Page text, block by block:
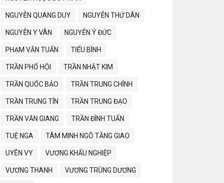
NGUYỄN QUANG DUY NGUYỄN THỨ DÂN
NGUYỄN Y VÂN NGUYỄN Ý ĐỨC
PHẠM VĂN TUẤN TIỂU BÌNH
TRẦN PHỐ HỘI TRẦN NHẬT KIM
TRẦN QUỐC BẢO TRẦN TRUNG CHÍNH
TRẦN TRUNG TÍN TRẦN TRUNG ĐẠO
TRẦN VĂN GIANG TRẦN ĐÌNH TUẤN
TUỆ NGA TÂM MINH NGÔ TẰNG GIAO
UYÊN VY VƯƠNG KHẨU NGHIỆP
VƯƠNG THANH VƯƠNG TRÙNG DƯƠNG